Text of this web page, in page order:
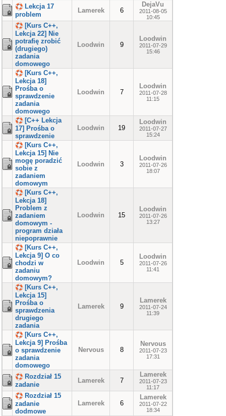
Lekcja 17
problem
Lamerek 6
DejaVu
2011-08-05
10:45
[Kurs C++,
Lekcja 22] Nie
potrafię zrobić
(drugiego)
zadania
domowego
Loodwin 9
Loodwin
2011-07-29
15:46
[Kurs C++,
Lekcja 18]
Prośba o
sprawdzenie
zadania
domowego
Loodwin 7
Loodwin
2011-07-28
11:15
[C++ Lekcja
17] Prośba o
sprawdzenie
Loodwin 19
Loodwin
2011-07-27
15:24
[Kurs C++,
Lekcja 15] Nie
mogę poradzić
sobie z
zadaniem
domowym
Loodwin 3
Loodwin
2011-07-26
18:07
[Kurs C++,
Lekcja 18]
Problem z
zadaniem
domowym -
program działa
niepoprawnie
Loodwin 15
Loodwin
2011-07-26
13:27
[Kurs C++,
Lekcja 9] O co
chodzi w
zadaniu
domowym?
Loodwin 5
Loodwin
2011-07-26
11:41
[Kurs C++,
Lekcja 15]
Prośba o
sprawdzenia
drugiego
zadania
Lamerek 9
Lamerek
2011-07-24
11:39
[Kurs C++,
Lekcja 9] Prośba
o sprawdzenie
zadania
domowego
Nervous 8
Nervous
2011-07-23
17:31
Rozdział 15
zadanie
Lamerek 7
Lamerek
2011-07-23
11:17
Rozdział 15
zadanie
dodmowe
Lamerek 6
Lamerek
2011-07-22
18:34